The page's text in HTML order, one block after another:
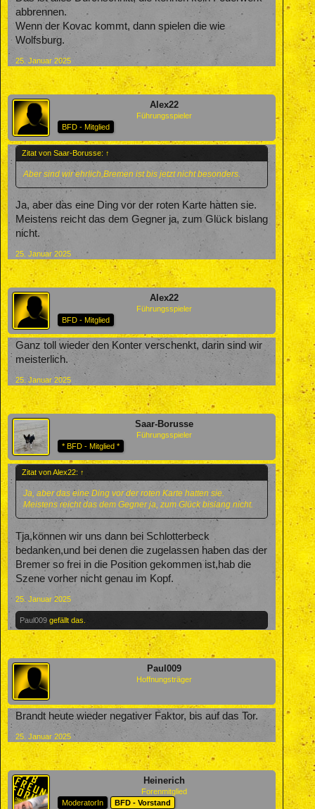
abbrennen.
Wenn der Kovac kommt, dann spielen die wie
Wolfsburg.
25. Januar 2025
Alex22
Führungsspieler
BFD - Mitglied
Zitat von Saar-Borusse: ↑
Aber sind wir ehrlich,Bremen ist bis jetzt nicht besonders.
Ja, aber das eine Ding vor der roten Karte hatten sie.
Meistens reicht das dem Gegner ja, zum Glück bislang
nicht.
25. Januar 2025
Alex22
Führungsspieler
BFD - Mitglied
Ganz toll wieder den Konter verschenkt, darin sind wir
meisterlich.
25. Januar 2025
Saar-Borusse
Führungsspieler
* BFD - Mitglied *
Zitat von Alex22: ↑
Ja, aber das eine Ding vor der roten Karte hatten sie.
Meistens reicht das dem Gegner ja, zum Glück bislang nicht.
Tja,können wir uns dann bei Schlotterbeck
bedanken,und bei denen die zugelassen haben das der
Bremer so frei in die Position gekommen ist,hab die
Szene vorher nicht genau im Kopf.
25. Januar 2025
Paul009 gefällt das.
Paul009
Hoffnungsträger
Brandt heute wieder negativer Faktor, bis auf das Tor.
25. Januar 2025
Heinerich
Forenmitglied
ModeratorIn
BFD - Vorstand